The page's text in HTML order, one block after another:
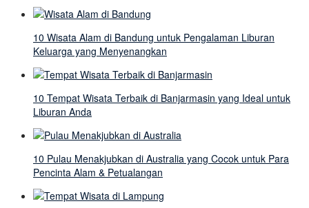
10 Wisata Alam di Bandung untuk Pengalaman Liburan
Keluarga yang Menyenangkan
10 Tempat Wisata Terbaik di Banjarmasin yang Ideal untuk
Liburan Anda
10 Pulau Menakjubkan di Australia yang Cocok untuk Para
Pencinta Alam & Petualangan